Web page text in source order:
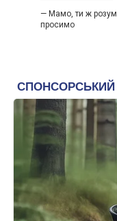
— Мамо, ти ж
просимо